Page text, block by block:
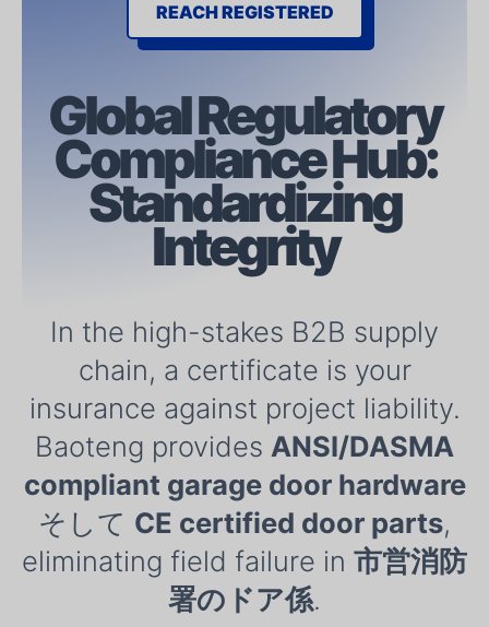
REACH REGISTERED
Global Regulatory
ComplianceHub:
Standardizing
Integrity
In the high-stakes B2B supply
chain, a certificate is your
insurance against project liability.
Baoteng provides ANSI/DASMA
compliant garage door hardware
そして CE certified door parts,
eliminating field failure in 市営消防
署のドア係.